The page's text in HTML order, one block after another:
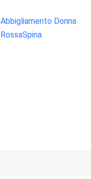
Abbigliamento Donna
RossaSpina